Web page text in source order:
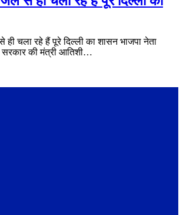
चला रहे हैं पूरे दिल्ली का शासन भाजपा नेता
सरकार की मंत्री आतिशी…